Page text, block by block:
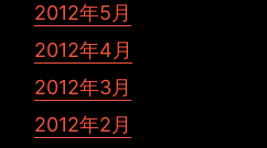
2012年5月
2012年4月
2012年3月
2012年2月